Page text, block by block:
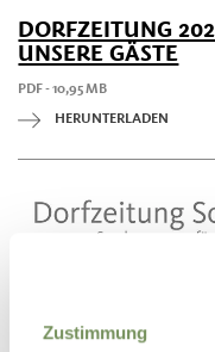
Zustimmung
DORFZEITUNG
UNSERE GÄSTE
PDF - 10,95 MB
HERUNTERLADEN